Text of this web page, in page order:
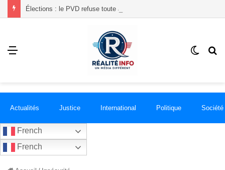
Menu
Switch
Actualités Justice International Politique Société
French
French